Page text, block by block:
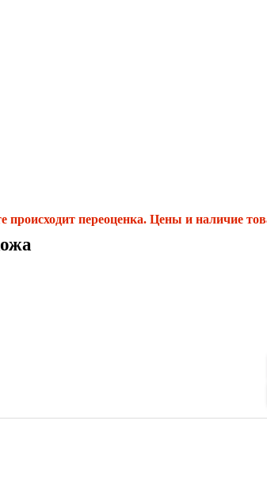
происходит переоценка. Цены и наличие